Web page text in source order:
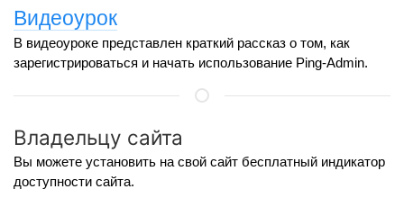
Видеоурок
В видеоуроке представлен краткий рассказ о том, как
зарегистрироваться и начать использование Ping-Admin.
Владельцу сайта
Вы можете установить на свой сайт бесплатный индикатор
доступности сайта.